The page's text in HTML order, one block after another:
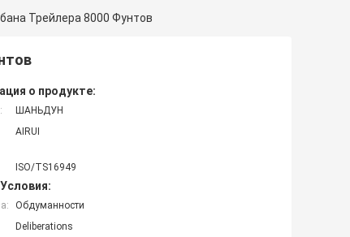
Трейлера 8000 Фунтов
о продукте:
ШАНЬДУН
AIRUI
ISO/TS16949
Обдуманности
Deliberations